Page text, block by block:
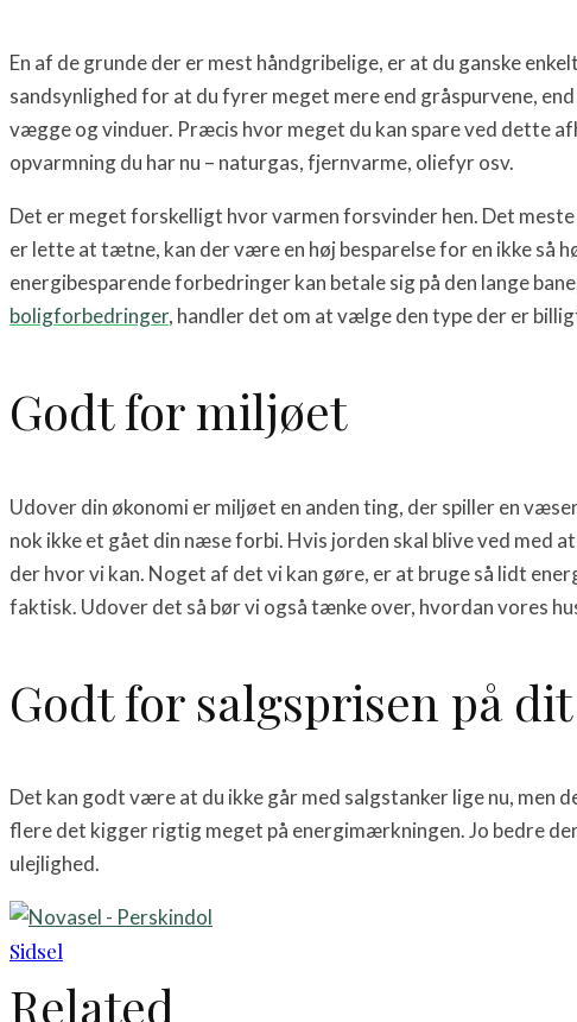
En af de grunde der er mest håndgribelige, er at du ganske
sandsynlighed for at du fyrer meget mere end gråspurvene,
vægge og vinduer. Præcis hvor meget du kan spare ved dette
opvarmning du har nu – naturgas, fjernvarme, oliefyr osv.
Det er meget forskelligt hvor varmen forsvinder hen. Det
er lette at tætne, kan der være en høj besparelse for en ikke så
energibesparende forbedringer kan betale sig på den lange
boligforbedringer, handler det om at vælge den type der er
Godt for miljøet
Udover din økonomi er miljøet en anden ting, der spiller en
nok ikke et gået din næse forbi. Hvis jorden skal blive ved med
der hvor vi kan. Noget af det vi kan gøre, er at bruge så lidt
faktisk. Udover det så bør vi også tænke over, hvordan vores
Godt for salgsprisen på
Det kan godt være at du ikke går med salgstanker lige nu, men
flere det kigger rigtig meget på energimærkningen. Jo bedre
ulejlighed.
Sidsel
Related